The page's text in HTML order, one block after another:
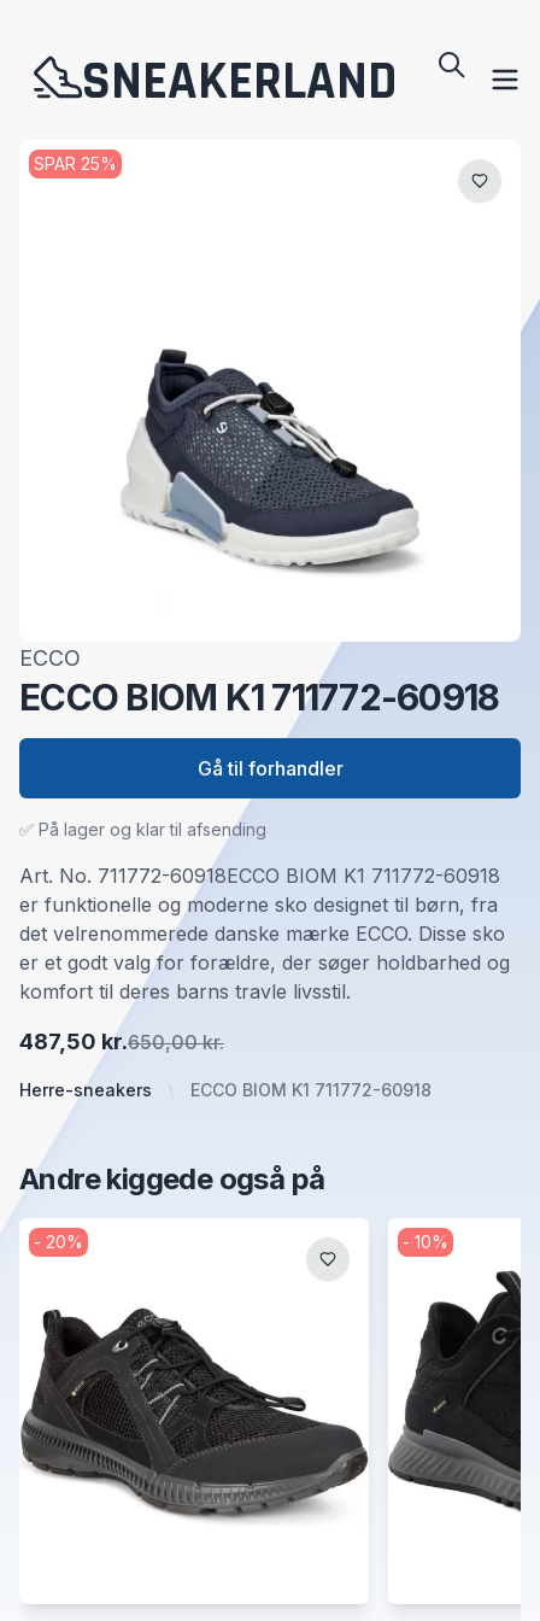
SNEAKERLAND
ECCO
ECCO BIOM K1 711772-60918
Herre-sneakers ECCO BIOM K1 711772-60918
487,50 kr.650,00 kr.
Art. No. 711772-60918ECCO BIOM K1 711772-60918
er funktionelle og moderne sko designet til børn, fra
det velrenommerede danske mærke ECCO. Disse sko
er et godt valg for forældre, der søger holdbarhed og
komfort til deres barns travle livsstil.
✅ På lager og klar til afsending
Gå til forhandler
SPAR 25%
Andre kiggede også på
- 20% - 10%